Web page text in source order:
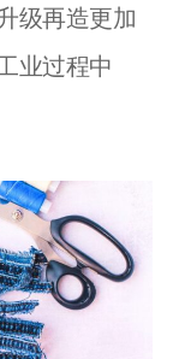
级再造更加
业过程中